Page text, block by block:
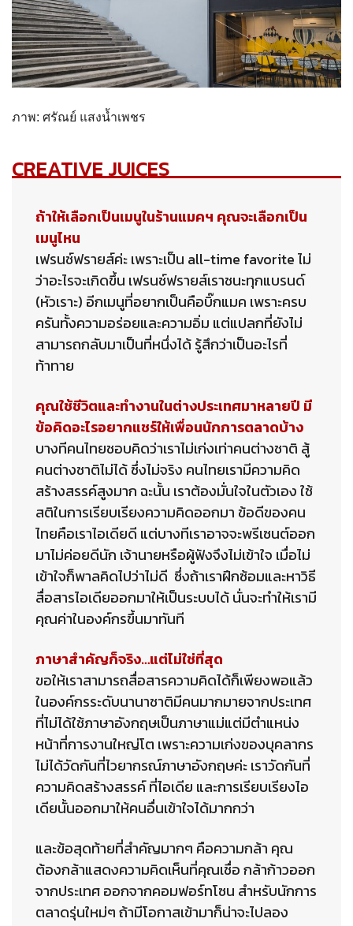
ภาพ: ศรัณย์ แสงน้ำเพชร
CREATIVE JUICES
ถ้าให้เลือกเป็นเมนูในร้านแมคฯ คุณจะเลือกเป็น
เมนูไหน
เฟรนช์ฟรายส์ค่ะ เพราะเป็น all-time favorite ไม่
ว่าอะไรจะเกิดขึ้น เฟรนช์ฟรายส์เราชนะทุกแบรนด์
(หัวเราะ) อีกเมนูที่อยากเป็นคือบิ๊กแมค เพราะครบ
ครันทั้งความอร่อยและความอิ่ม แต่แปลกที่ยังไม่
สามารถกลับมาเป็นที่หนึ่งได้ รู้สึกว่าเป็นอะไรที่
ท้าทาย
คุณใช้ชีวิตและทำงานในต่างประเทศมาหลายปี มี
ข้อคิดอะไรอยากแชร์ให้เพื่อนนักการตลาดบ้าง
บางทีคนไทยชอบคิดว่าเราไม่เก่งเท่าคนต่างชาติ สู้
คนต่างชาติไม่ได้ ซึ่งไม่จริง คนไทยเรามีความคิด
สร้างสรรค์สูงมาก ฉะนั้น เราต้องมั่นใจในตัวเอง ใช้
สติในการเรียบเรียงความคิดออกมา ข้อดีของคน
ไทยคือเราไอเดียดี แต่บางทีเราอาจจะพรีเซนต์ออก
มาไม่ค่อยดีนัก เจ้านายหรือผู้ฟังจึงไม่เข้าใจ เมื่อไม่
เข้าใจก็พาลคิดไปว่าไม่ดี ซึ่งถ้าเราฝึกซ้อมและหาวิธี
สื่อสารไอเดียออกมาให้เป็นระบบได้ นั่นจะทำให้เรามี
คุณค่าในองค์กรขึ้นมาทันที
ภาษาสำคัญก็จริง…แต่ไม่ใช่ที่สุด
ขอให้เราสามารถสื่อสารความคิดได้ก็เพียงพอแล้ว
ในองค์กรระดับนานาชาติมีคนมากมายจากประเทศ
ที่ไม่ได้ใช้ภาษาอังกฤษเป็นภาษาแม่แต่มีตำแหน่ง
หน้าที่การงานใหญ่โต เพราะความเก่งของบุคลากร
ไม่ได้วัดกันที่ไวยากรณ์ภาษาอังกฤษค่ะ เราวัดกันที่
ความคิดสร้างสรรค์ ที่ไอเดีย และการเรียบเรียงไอ
เดียนั้นออกมาให้คนอื่นเข้าใจได้มากกว่า
และข้อสุดท้ายที่สำคัญมากๆ คือความกล้า คุณ
ต้องกล้าแสดงความคิดเห็นที่คุณเชื่อ กล้าก้าวออก
จากประเทศ ออกจากคอมฟอร์ทโซน สำหรับนักการ
ตลาดรุ่นใหม่ๆ ถ้ามีโอกาสเข้ามาก็น่าจะไปลอง